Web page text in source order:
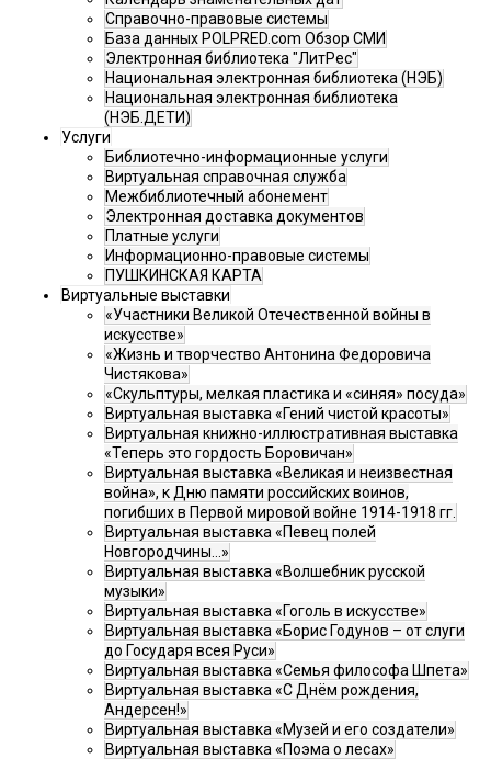
Справочно-правовые системы
База данных POLPRED.com Обзор СМИ
Электронная библиотека "ЛитРес"
Национальная электронная библиотека (НЭБ)
Национальная электронная библиотека
(НЭБ.ДЕТИ)
Услуги
Библиотечно-информационные услуги
Виртуальная справочная служба
Межбиблиотечный абонемент
Электронная доставка документов
Платные услуги
Информационно-правовые системы
ПУШКИНСКАЯ КАРТА
Виртуальные выставки
«Участники Великой Отечественной войны в
искусстве»
«Жизнь и творчество Антонина Федоровича
Чистякова»
«Скульптуры, мелкая пластика и «синяя» посуда»
Виртуальная выставка «Гений чистой красоты»
Виртуальная книжно-иллюстративная выставка
«Теперь это гордость Боровичан»
Виртуальная выставка «Великая и неизвестная
война», к Дню памяти российских воинов,
погибших в Первой мировой войне 1914-1918 гг.
Виртуальная выставка «Певец полей
Новгородчины…»
Виртуальная выставка «Волшебник русской
музыки»
Виртуальная выставка «Гоголь в искусстве»
Виртуальная выставка «Борис Годунов – от слуги
до Государя всея Руси»
Виртуальная выставка «Семья философа Шпета»
Виртуальная выставка «С Днём рождения,
Андерсен!»
Виртуальная выставка «Музей и его создатели»
Виртуальная выставка «Поэма о лесах»